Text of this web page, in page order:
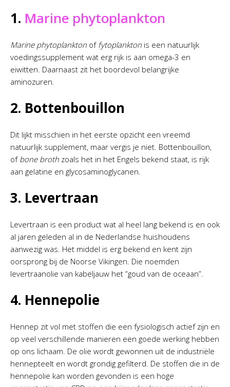
1. Marine phytoplankton
Marine phytoplankton of fytoplankton is een natuurlijk
voedingssupplement wat erg rijk is aan omega-3 en
eiwitten. Daarnaast zit het boordevol belangrijke
aminozuren.
2. Bottenbouillon
Dit lijkt misschien in het eerste opzicht een vreemd
natuurlijk supplement, maar vergis je niet. Bottenbouillon,
of bone broth zoals het in het Engels bekend staat, is rijk
aan gelatine en glycosaminoglycanen.
3. Levertraan
Levertraan is een product wat al heel lang bekend is en ook
al jaren geleden al in de Nederlandse huishoudens
aanwezig was. Het middel is erg bekend en kent zijn
oorsprong bij de Noorse Vikingen. Die noemden
levertraanolie van kabeljauw het “goud van de oceaan”.
4. Hennepolie
Hennep zit vol met stoffen die een fysiologisch actief zijn en
op veel verschillende manieren een goede werking hebben
op ons lichaam. De olie wordt gewonnen uit de industriële
hennepteelt en wordt grondig gefilterd. De stoffen die in de
hennepolie kan worden gevonden is een hoge